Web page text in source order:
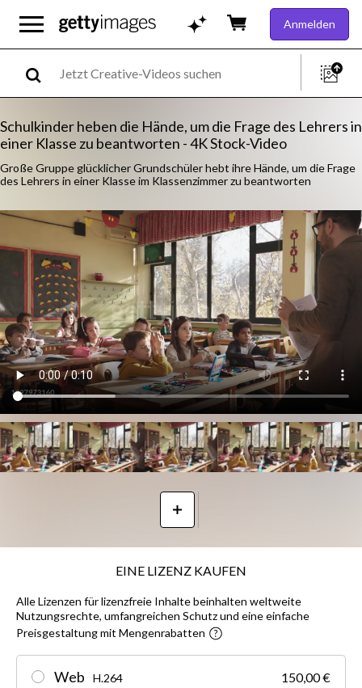
Anmelden
Schulkinder heben die Hände, um die Frage des Lehrers in
einer Klasse zu beantworten - 4K Stock-Video
Große Gruppe glücklicher Grundschüler hebt ihre Hände, um die Frage
des Lehrers in einer Klasse im Klassenzimmer zu beantworten
EINE LIZENZ KAUFEN
Alle Lizenzen für lizenzfreie Inhalte beinhalten weltweite
Nutzungsrechte, umfangreichen Schutz und eine einfache
Preisgestaltung mit Mengenrabatten
Web H.264 150,00 €